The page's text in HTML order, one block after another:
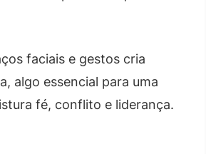
faciais e gestos cria
algo essencial para uma
fé, conflito e liderança.